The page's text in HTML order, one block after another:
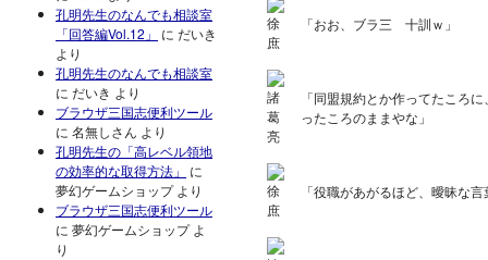
孔明先生のなんでも相談室
「回答編Vol.12」
に だいき
より
孔明先生のなんでも相談室
に だいき より
ブラウザ三国志便利ツール
に 名無しさん より
孔明先生の「高レベル領地
の効率的な取得方法」
に
夢幻ゲームショップより
ブラウザ三国志便利ツール
に 夢幻ゲームショップよ
り
「おお、ブラ三 十訓ｗ」
「同盟規約とか作ってたころ
ったころのままやな」
「役職があがるほど、曖昧な